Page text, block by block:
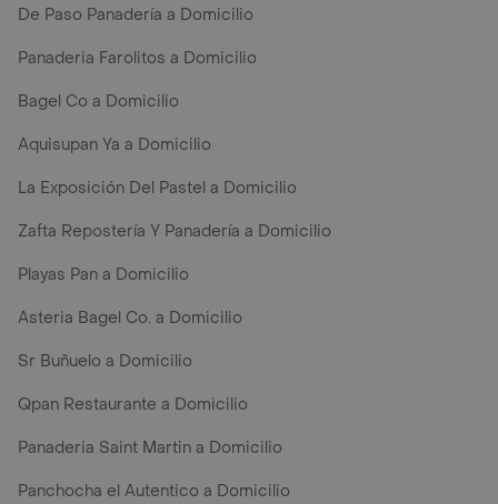
De Paso Panadería a Domicilio
Panaderia Farolitos a Domicilio
Bagel Co a Domicilio
Aquisupan Ya a Domicilio
La Exposición Del Pastel a Domicilio
Zafta Repostería Y Panadería a Domicilio
Playas Pan a Domicilio
Asteria Bagel Co. a Domicilio
Sr Buñuelo a Domicilio
Qpan Restaurante a Domicilio
Panaderia Saint Martin a Domicilio
Panchocha el Autentico a Domicilio